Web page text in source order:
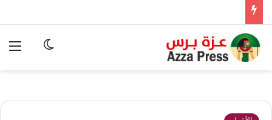
الوضع